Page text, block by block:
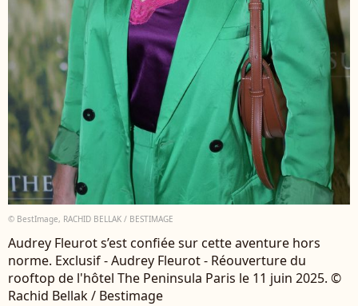
© BestImage, RACHID BELLAK / BESTIMAGE
Audrey Fleurot s’est confiée sur cette aventure hors
norme. Exclusif - Audrey Fleurot - Réouverture du
rooftop de l'hôtel The Peninsula Paris le 11 juin 2025. ©
Rachid Bellak / Bestimage